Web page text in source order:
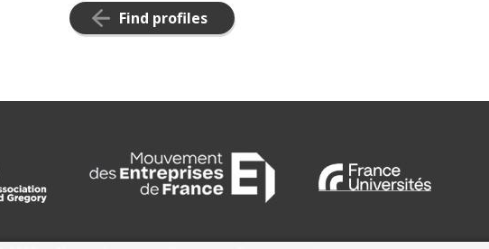
Find profiles